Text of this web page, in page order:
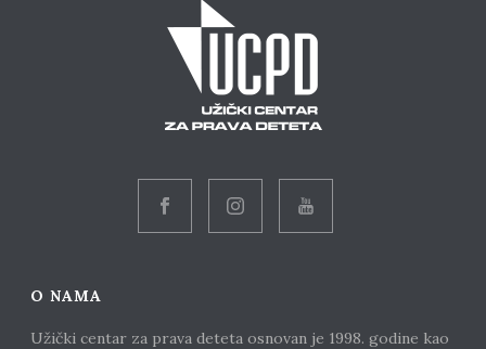
O NAMA
Užički centar za prava deteta osnovan je 1998. godine kao